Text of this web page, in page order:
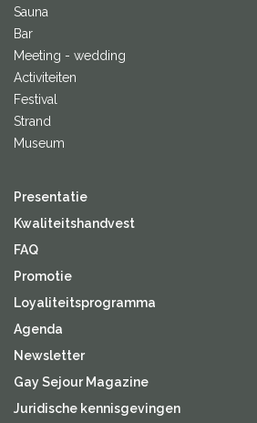
Sauna
Bar
Meeting - wedding
Activiteiten
Festival
Strand
Museum
Presentatie
Kwaliteitshandvest
FAQ
Promotie
Loyaliteitsprogramma
Agenda
Newsletter
Gay Sejour Magazine
Juridische kennisgevingen